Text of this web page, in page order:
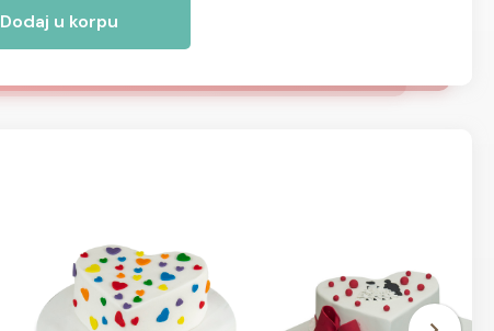
Dodaj u korpu